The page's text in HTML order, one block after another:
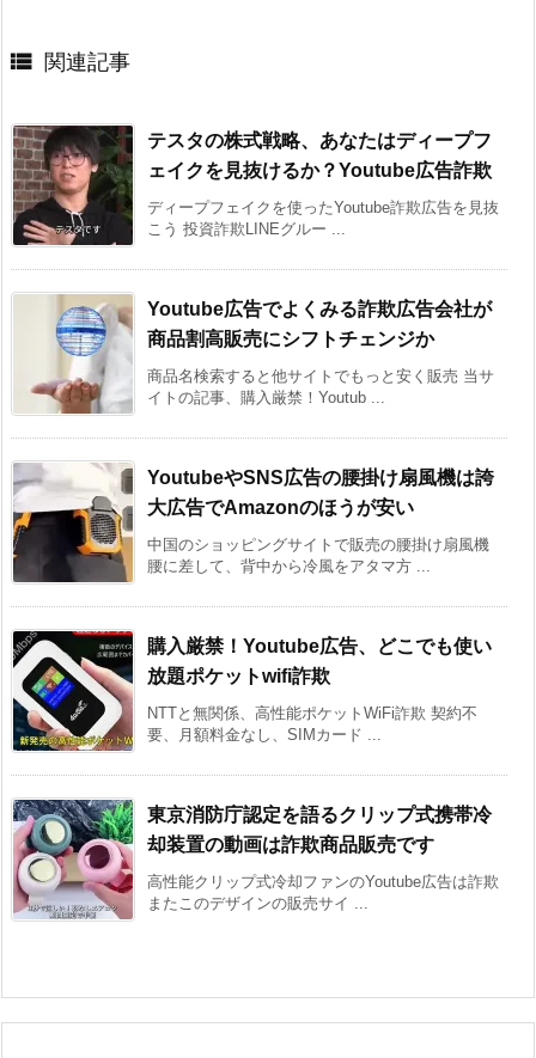
 関連記事
テスタの株式戦略、あなたはディープフ
ェイクを見抜けるか？Youtube広告詐欺
ディープフェイクを使ったYoutube詐欺広告を見抜
こう 投資詐欺LINEグルー ...
Youtube広告でよくみる詐欺広告会社が
商品割高販売にシフトチェンジか
商品名検索すると他サイトでもっと安く販売 当サ
イトの記事、購入厳禁！Youtub ...
YoutubeやSNS広告の腰掛け扇風機は誇
大広告でAmazonのほうが安い
中国のショッピングサイトで販売の腰掛け扇風機
腰に差して、背中から冷風をアタマ方 ...
購入厳禁！Youtube広告、どこでも使い
放題ポケットwifi詐欺
NTTと無関係、高性能ポケットWiFi詐欺 契約不
要、月額料金なし、SIMカード ...
東京消防庁認定を語るクリップ式携帯冷
却装置の動画は詐欺商品販売です
高性能クリップ式冷却ファンのYoutube広告は詐欺
またこのデザインの販売サイ ...